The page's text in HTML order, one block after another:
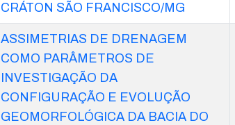
CRÁTON SÃO FRANCISCO/MG
ASSIMETRIAS DE DRENAGEM
COMO PARÂMETROS DE
INVESTIGAÇÃO DA
CONFIGURAÇÃO E EVOLUÇÃO
GEOMORFOLÓGICA DA BACIA DO